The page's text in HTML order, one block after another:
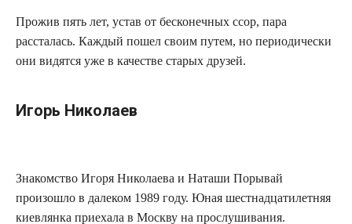
Прожив пять лет, устав от бесконечных ссор, пара
рассталась. Каждый пошел своим путем, но периодически
они видятся уже в качестве старых друзей.
Игорь Николаев
Знакомство Игоря Николаева и Наташи Порывай
произошло в далеком 1989 году. Юная шестнадцатилетняя
киевлянка приехала в Москву на прослушивания.